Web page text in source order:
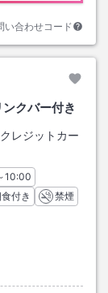
い合わせコード
クバー付き
レジットカー
ェックアウト
10:00
付き
禁煙